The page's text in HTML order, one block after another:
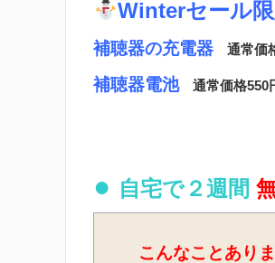
Winterセール
補聴器の充電器 通常価
補聴器電池通常価格550
● 自宅で２週間
こんなことあり